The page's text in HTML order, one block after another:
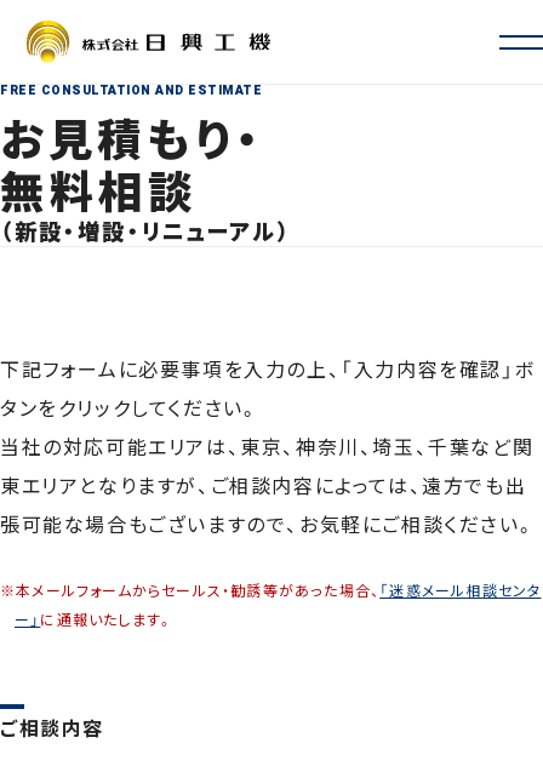
会社概要・沿革
お取引先一覧
ISO認証・許認可
拠点一覧・アクセス
修理・カスタマイズ
その他サービス
事例
よくあるご質問
採用情報
044-211-0331
FREE CONSULTATION AND ESTIMATE
お見積もり・
無料相談
（新設・増設・リニューアル）
下記フォームに必要事項を入力の上、「入力内容を確認」ボ
タンをクリックしてください。
当社の対応可能エリアは、東京、神奈川、埼玉、千葉など関
東エリアとなりますが、ご相談内容によっては、遠方でも出
張可能な場合もございますので、お気軽にご相談ください。
※本メールフォームからセールス・勧誘等があった場合、 「迷惑メール相談センタ
ー」 に通報いたします。
ご相談内容